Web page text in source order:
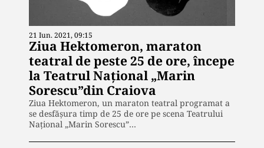
21 Iun. 2021, 09:15
Ziua Hektomeron, maraton
teatral de peste 25 de ore, începe
la Teatrul Naţional „Marin
Sorescu”din Craiova
Ziua Hektomeron, un maraton teatral programat a
se desfăşura timp de 25 de ore pe scena Teatrului
Naţional „Marin Sorescu”…